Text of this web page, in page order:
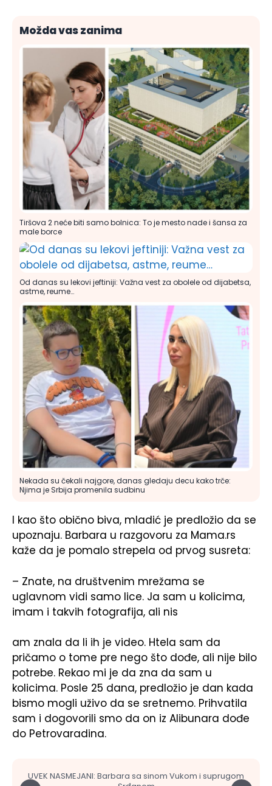
Možda vas zanima
Tiršova 2 neće biti samo bolnica: To je mesto nade i šansa za
male borce
Od danas su lekovi jeftiniji: Važna vest za obolele od dijabetsa,
astme, reume…
Nekada su čekali najgore, danas gledaju decu kako trče:
Njima je Srbija promenila sudbinu
I kao što obično biva, mladić je predložio da se
upoznaju. Barbara u razgovoru za Mama.rs
kaže da je pomalo strepela od prvog susreta:
– Znate, na društvenim mrežama se
uglavnom vidi samo lice. Ja sam u kolicima,
imam i takvih fotografija, ali nis
am znala da li ih je video. Htela sam da
pričamo o tome pre nego što dođe, ali nije bilo
potrebe. Rekao mi je da zna da sam u
kolicima. Posle 25 dana, predložio je dan kada
bismo mogli uživo da se sretnemo. Prihvatila
sam i dogovorili smo da on iz Alibunara dođe
do Petrovaradina.
UVEK NASMEJANI: Barbara sa sinom Vukom i suprugom